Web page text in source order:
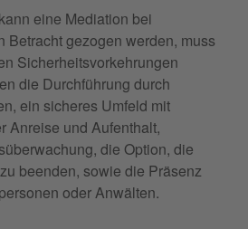
eine Mediation bei
Betracht gezogen werden, muss
Sicherheitsvorkehrungen
die Durchführung durch
ein sicheres Umfeld mit
Anreise und Aufenthalt,
die Option, die
beenden, sowie die Präsenz
oder Anwälten.